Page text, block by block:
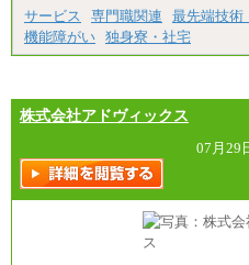
サービス
専門職関連 最先端技術
機能障がい 独身寮・社宅
株式会社アドヴィックス
07月29